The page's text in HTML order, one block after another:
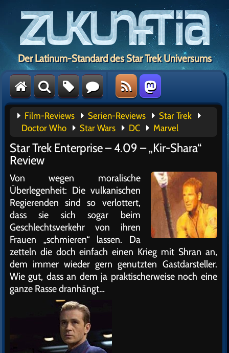
Der Latinum-Standard des Star Trek Universums
Film-Reviews Serien-Reviews
Star Trek
Doctor Who
Star Wars DC Marvel
Star Trek Enterprise – 4.09 – „Kir-Shara“
Review
Von wegen moralische
Überlegenheit: Die vulkanischen
Regierenden sind so verlottert,
dass sie sich sogar beim
Geschlechtsverkehr von ihren
Frauen „schmieren“ lassen. Da
zetteln die doch einfach einen Krieg mit Shran an,
dem immer wieder gern genutzten Gastdarsteller.
Wie gut, dass an dem ja praktischerweise noch eine
ganze Rasse dranhängt…